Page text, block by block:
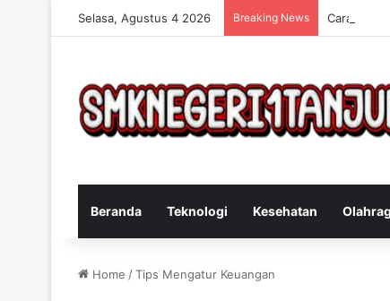
Selasa, Agustus 4 2026 Breaking News Cara
Beranda Teknologi Kesehatan
Home /Tips Mengatur Keuangan